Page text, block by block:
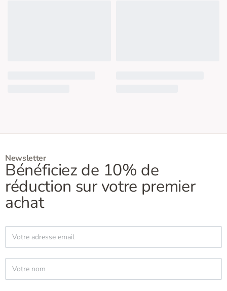
Newsletter
Bénéficiez de 10% de
réduction sur votre premier
achat